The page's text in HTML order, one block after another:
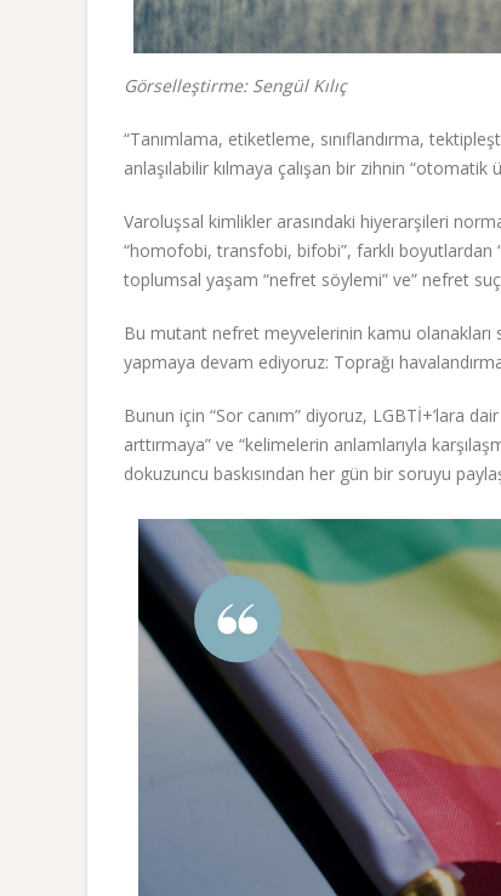
Görselleştirme: Sengül Kılıç
“Tanımlama, etiketleme, sınıflandırma,
anlaşılabilir kılmaya çalışan bir zihnin
Varoluşsal kimlikler arasındaki hiyerarşileri
“homofobi, transfobi, bifobi”, farklı boyutlardan
toplumsal yaşam “nefret söylemi” ve” nefret
Bu mutant nefret meyvelerinin kamu olanakları
yapmaya devam ediyoruz: Toprağı
Bunun için “Sor canım” diyoruz, LGBTİ+’lara
arttırmaya” ve “kelimelerin anlamlarıyla
dokuzuncu baskısından her gün bir soruyu